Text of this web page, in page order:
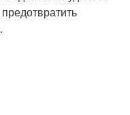
Ситуация с тестами